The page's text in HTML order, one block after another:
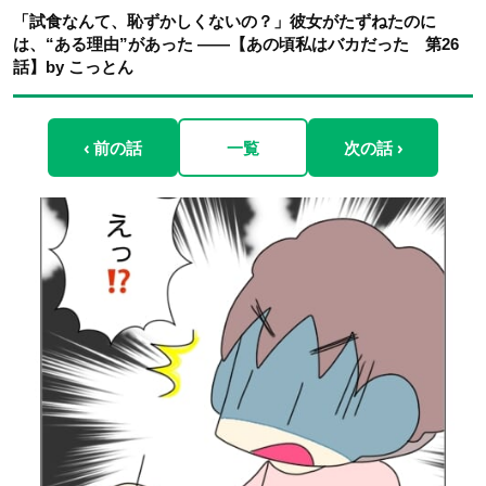
「試食なんて、恥ずかしくないの？」彼女がたずねたのに
は、“ある理由”があった ――【あの頃私はバカだった 第26
話】by こっとん
‹ 前の話 一覧 次の話 ›